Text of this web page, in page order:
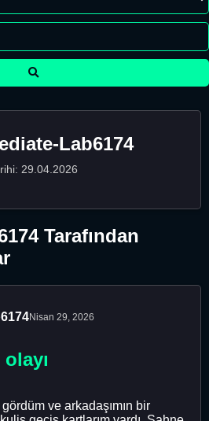
Lab6174
29.04.2026
Tarafından
Nisan 29, 2026
ve arkadaşımın bir